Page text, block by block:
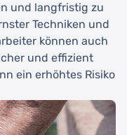
und langfristig zu
Techniken und
können auch
und effizient
ein erhöhtes Risiko